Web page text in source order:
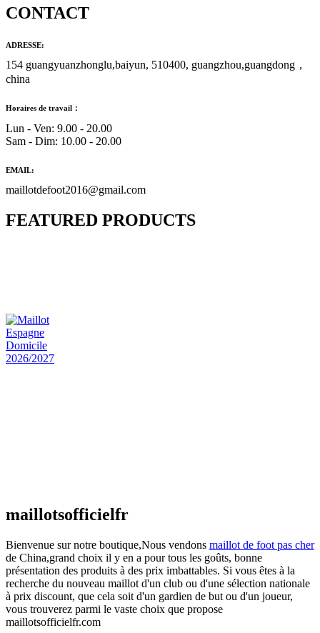
CONTACT
ADRESSE:
154 guangyuanzhonglu,baiyun, 510400, guangzhou,guangdong，
china
Horaires de travail：
Lun - Ven: 9.00 - 20.00
Sam - Dim: 10.00 - 20.00
EMAIL:
maillotdefoot2016@gmail.com
FEATURED PRODUCTS
maillotsofficielfr
Bienvenue sur notre boutique,Nous vendons maillot de foot pas cher
de China,grand choix il y en a pour tous les goûts, bonne
présentation des produits à des prix imbattables. Si vous êtes à la
recherche du nouveau maillot d'un club ou d'une sélection nationale
à prix discount, que cela soit d'un gardien de but ou d'un joueur,
vous trouverez parmi le vaste choix que propose
maillotsofficielfr.com